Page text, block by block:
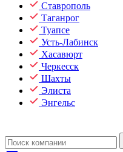
Ставрополь
Таганрог
Туапсе
Усть-Лабинск
Хасавюрт
Черкесск
Шахты
Элиста
Энгельс